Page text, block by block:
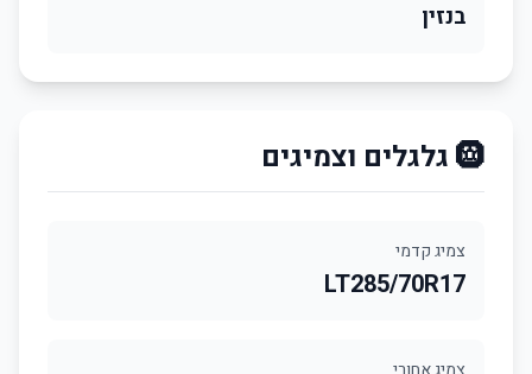
בנזין
🛞 גלגלים וצמיגים
צמיג קדמי
LT285/70R17